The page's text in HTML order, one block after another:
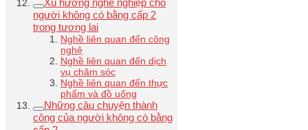
Xu hướng nghề nghiệp cho
người không có bằng cấp 2
trong tương lai
Nghề liên quan đến công
nghệ
Nghề liên quan đến dịch
vụ chăm sóc
Nghề liên quan đến thực
phẩm và đồ uống
Những câu chuyện thành
công của người không có bằng